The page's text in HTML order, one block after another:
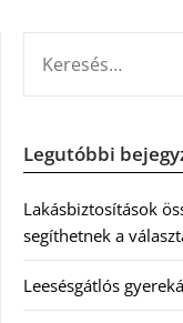
Legutóbbi
Lakásbiztosítások
segíthetnek a
Leesésgátlós